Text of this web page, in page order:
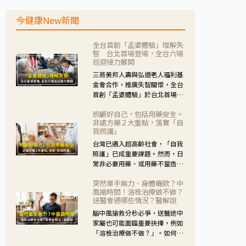
今健康New新聞
全台首創「孟婆體驗」理解失
智 台北首場登場，全台六場
巡迴接力展開
三商美邦人壽與弘道老人福利基
金會合作，推廣失智關懷，全台
首創「孟婆體驗」於台北首場實
模式，用結合情境互動等豐富活
動，將抽象的失智轉化為可感
受、可討論的生活情境，並引導
民眾在家人開始出現改變時，以
理解取代責備、以耐心回應不
安。
照顧好自己，包括用藥安全。
非處方藥２大重點，落實「自
我照護」
台灣已邁入超高齡社會，「自我
照護」已成重要課題。然而，日
常非必要用藥、或用藥不當造成
在重要。社團法人台灣自我照護
產業協會 提出「非處方藥正確使
用」與「藥師給力」，鼓勵民眾
建立安全且正確的自我照護習
慣。
突然單手無力、身體癱軟？中
風搶時間！溶栓治療做不做？
送醫會遇哪些情況？醫解說
腦中風搶救分秒必爭，送醫途中
家屬也可能面臨重要抉擇，例如
「溶栓治療做不做？」。如何搶